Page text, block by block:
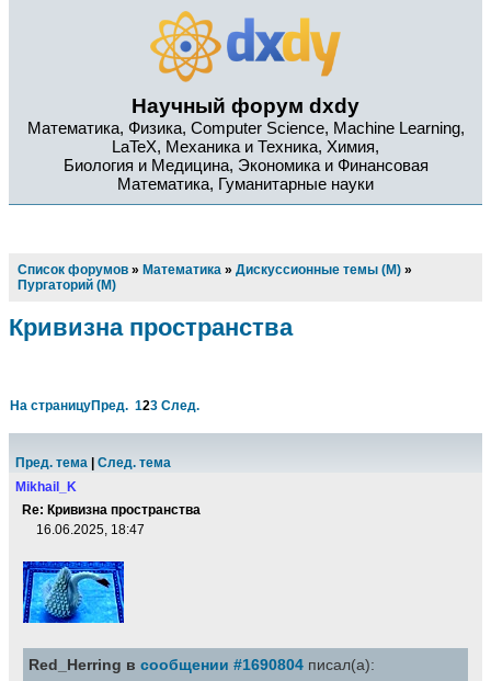
Научный форум dxdy
Математика, Физика, Computer Science, Machine Learning,
LaTeX, Механика и Техника, Химия,
Биология и Медицина, Экономика и Финансовая
Математика, Гуманитарные науки
Список форумов » Математика » Дискуссионные темы (М) »
Пургаторий (М)
Кривизна пространства
На страницуПред. 123 След.
Пред. тема
След. тема
Mikhail_K
Re: Кривизна пространства
16.06.2025, 18:47
Red_Herring в сообщении #1690804 писал(а):